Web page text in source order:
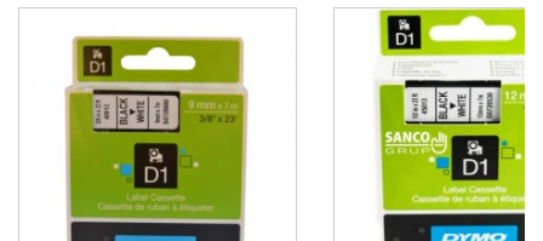
Garantie: 1 an